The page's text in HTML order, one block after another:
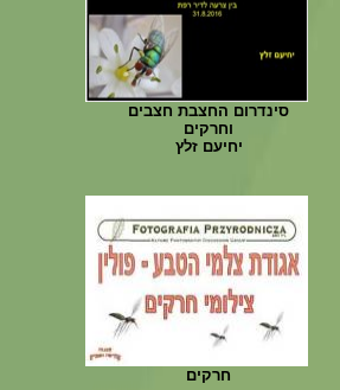
סינדרום החצבת חצבים
וחרקים
יחיעם זלץ
חרקים